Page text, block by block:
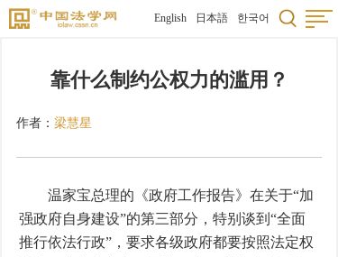
English 日本語 한국어
靠什么制约公权力的滥用？
作者： 梁慧星
温家宝总理的《政府工作报告》在关于“加
强政府自身建设”的第三部分，特别谈到“全面
推行依法行政”，要求各级政府都要按照法定权